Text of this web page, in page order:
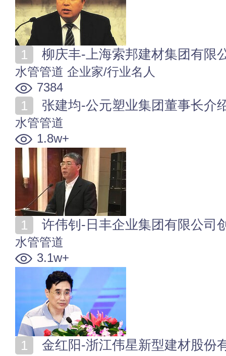
柳庆丰-上海索邦建材集团有限
水管管道 企业家/行业名人
7384
张建均-公元塑业集团董事长介
水管管道
1.8w+
许伟钊-日丰企业集团有限公司
水管管道
3.1w+
金红阳-浙江伟星新型建材股份